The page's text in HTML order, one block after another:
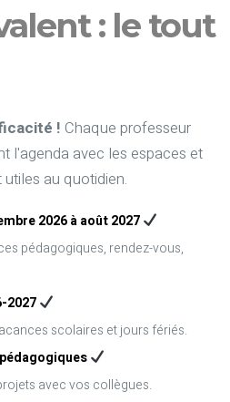
: le tout
! Chaque professeur
l'agenda avec les espaces et
au quotidien.
2026 à août 2027
pédagogiques, rendez-vous,
2027
scolaires et jours fériés.
avec vos collègues.